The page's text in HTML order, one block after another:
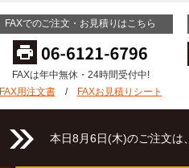
FAXでのご注文・お見積りはこちら
FAXは年中無休・24時間受付中!
FAX用注文書/ FAXお見積りシート
本日8月6日(木)のご注文は、